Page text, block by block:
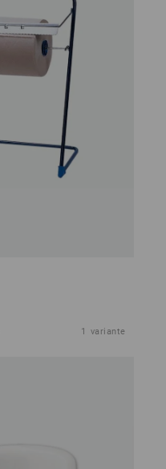
1 variante